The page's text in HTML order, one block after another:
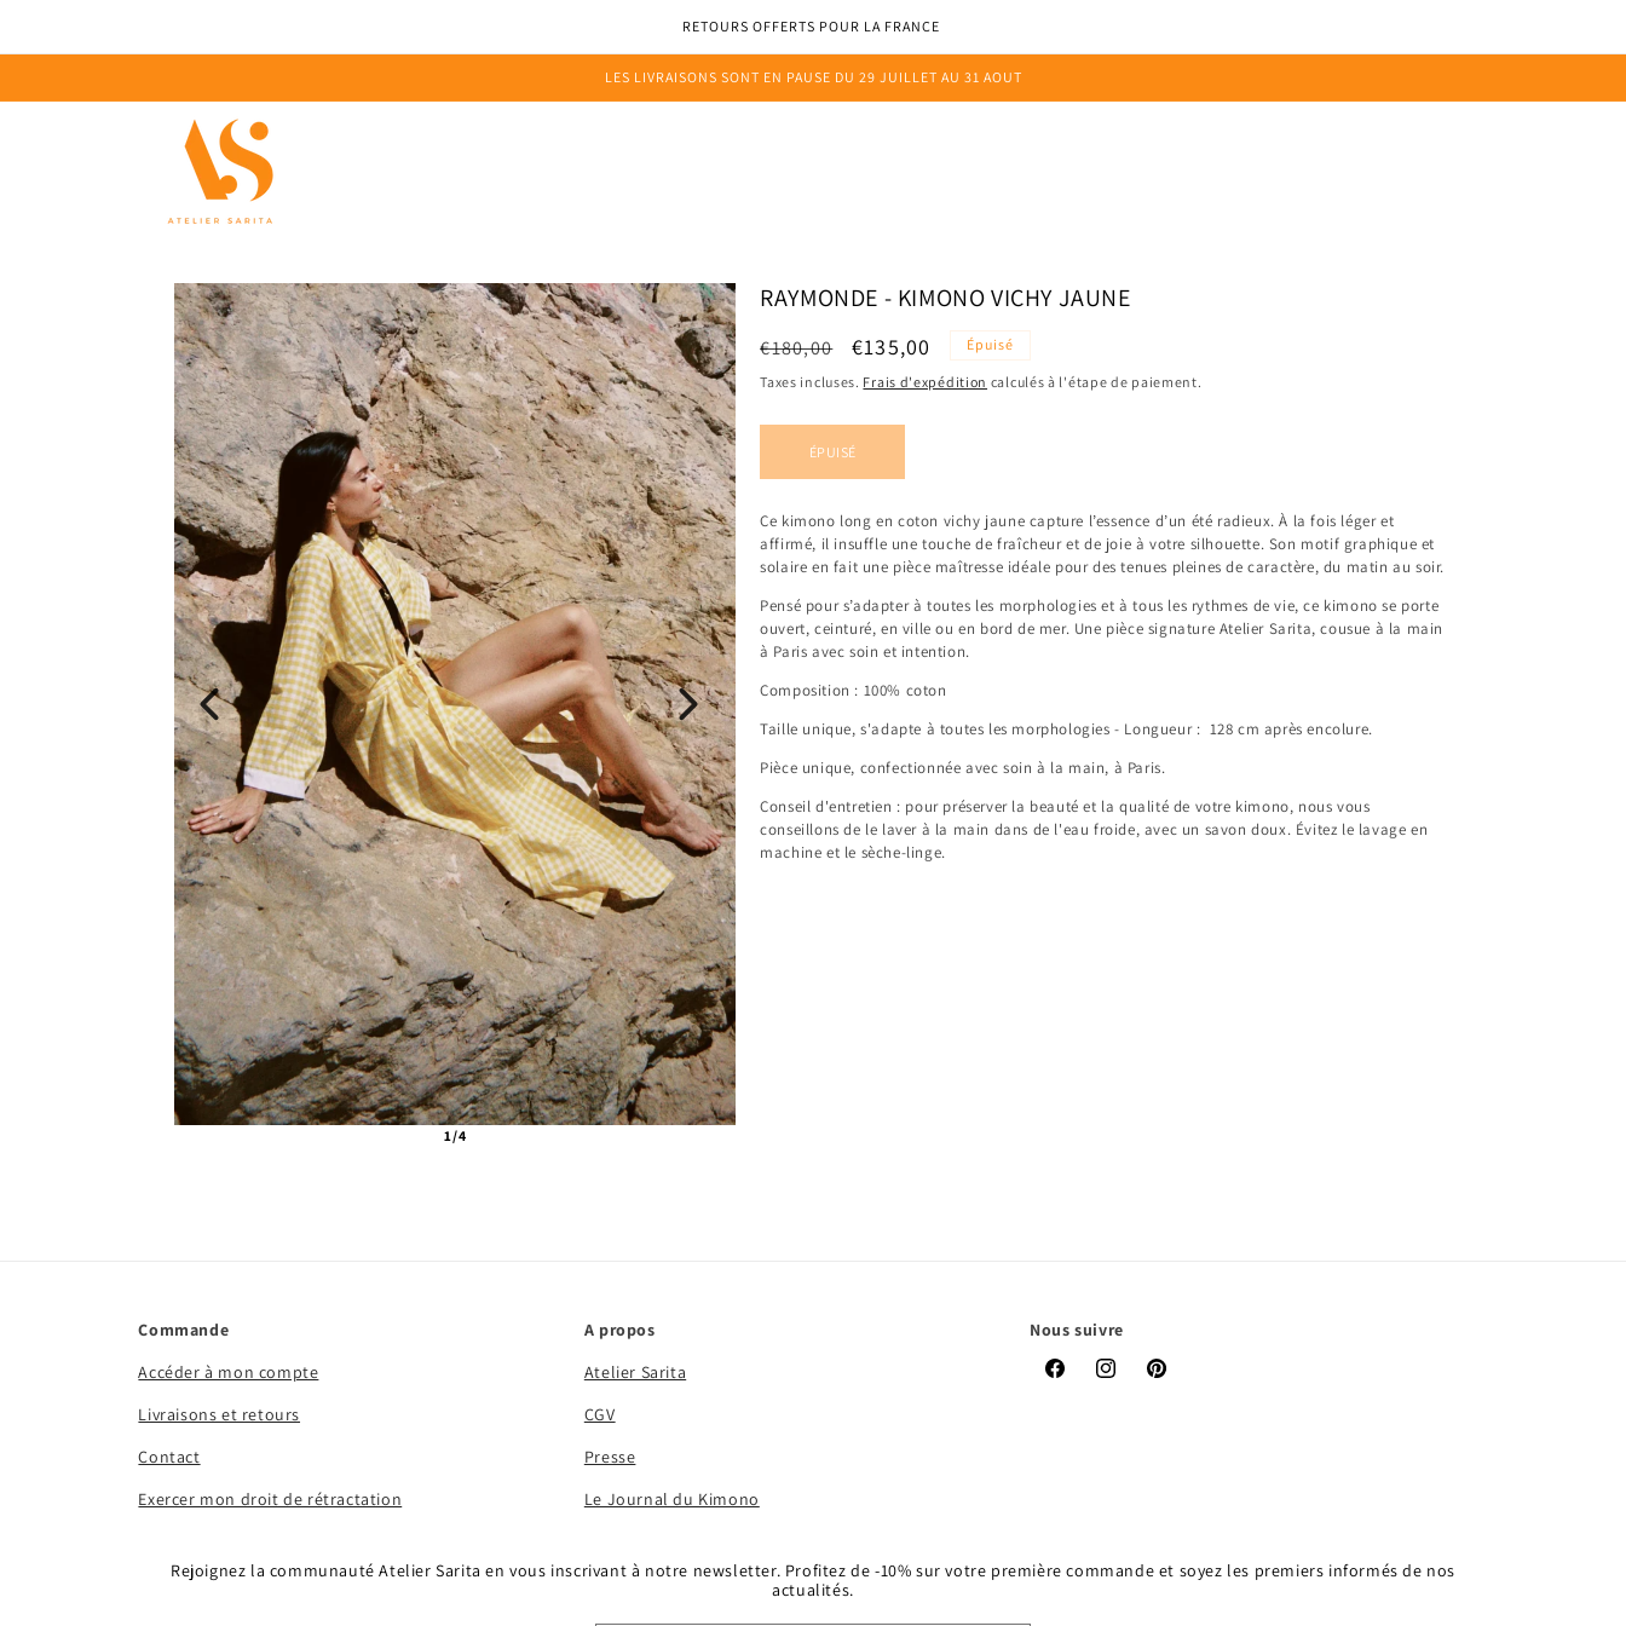
RETOURS OFFERTS POUR LA FRANCE
LES LIVRAISONS SONT EN PAUSE DU 29 JUILLET AU 31 AOUT
1/4
RAYMONDE - KIMONO VICHY JAUNE
Prix
habituel
€180,00
Prix
promotionnel
€135,00 Épuisé
Taxes incluses. Frais d'expédition calculés à l'étape de paiement.
ÉPUISÉ
Ce kimono long en coton vichy jaune capture l’essence d’un été radieux. À la fois léger et
affirmé, il insuffle une touche de fraîcheur et de joie à votre silhouette. Son motif graphique et
solaire en fait une pièce maîtresse idéale pour des tenues pleines de caractère, du matin au soir.
Pensé pour s’adapter à toutes les morphologies et à tous les rythmes de vie, ce kimono se porte
ouvert, ceinturé, en ville ou en bord de mer. Une pièce signature Atelier Sarita, cousue à la main
à Paris avec soin et intention.
Composition : 100% coton
Taille unique, s'adapte à toutes les morphologies - Longueur : 128 cm après encolure.
Pièce unique, confectionnée avec soin à la main, à Paris.
Conseil d'entretien : pour préserver la beauté et la qualité de votre kimono, nous vous
conseillons de le laver à la main dans de l'eau froide, avec un savon doux. Évitez le lavage en
machine et le sèche-linge.
Commande
Accéder à mon compte
Livraisons et retours
Contact
Exercer mon droit de rétractation
A propos
Atelier Sarita
CGV
Presse
Le Journal du Kimono
Nous suivre
FacebookInstagramPinterest
Rejoignez la communauté Atelier Sarita en vous inscrivant à notre newsletter. Profitez de -10% sur votre première commande et soyez les premiers informés de nos
actualités.